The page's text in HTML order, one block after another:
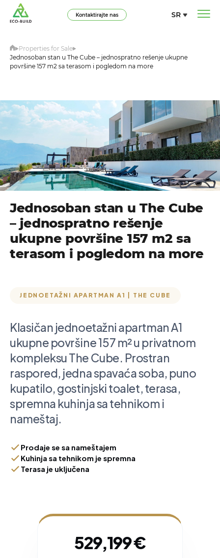
SR
Kontaktirajte nas
Properties for Sale
Jednosoban stan u The Cube – jednospratno rešenje ukupne
površine 157 m2 sa terasom i pogledom na more
Jednosoban stan u The Cube
– jednospratno rešenje
ukupne površine 157 m2 sa
terasom i pogledom na more
JEDNOETAŽNI APARTMAN A1 | THE CUBE
Klasičan jednoetažni apartman A1
ukupne površine 157 m² u privatnom
kompleksu The Cube. Prostran
raspored, jedna spavaća soba, puno
kupatilo, gostinjski toalet, terasa,
spremna kuhinja sa tehnikom i
nameštaj.
Prodaje se sa nameštajem
Kuhinja sa tehnikom je spremna
Terasa je uključena
529,199 €